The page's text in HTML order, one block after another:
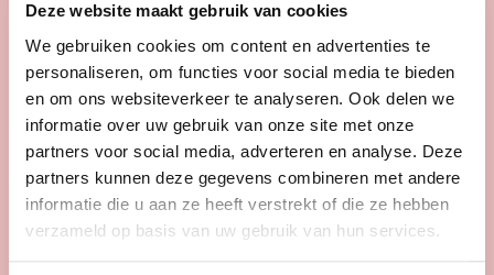
Deze website maakt gebruik van cookies
We gebruiken cookies om content en advertenties te
personaliseren, om functies voor social media te bieden
en om ons websiteverkeer te analyseren. Ook delen we
informatie over uw gebruik van onze site met onze
partners voor social media, adverteren en analyse. Deze
partners kunnen deze gegevens combineren met andere
informatie die u aan ze heeft verstrekt of die ze hebben
verzameld op basis van uw gebruik van hun services.
een stap verder dan de dagelijkse praktijk?
Bekijk vacature
Persoonlijke Begeleider complexe zorg -
Stiens